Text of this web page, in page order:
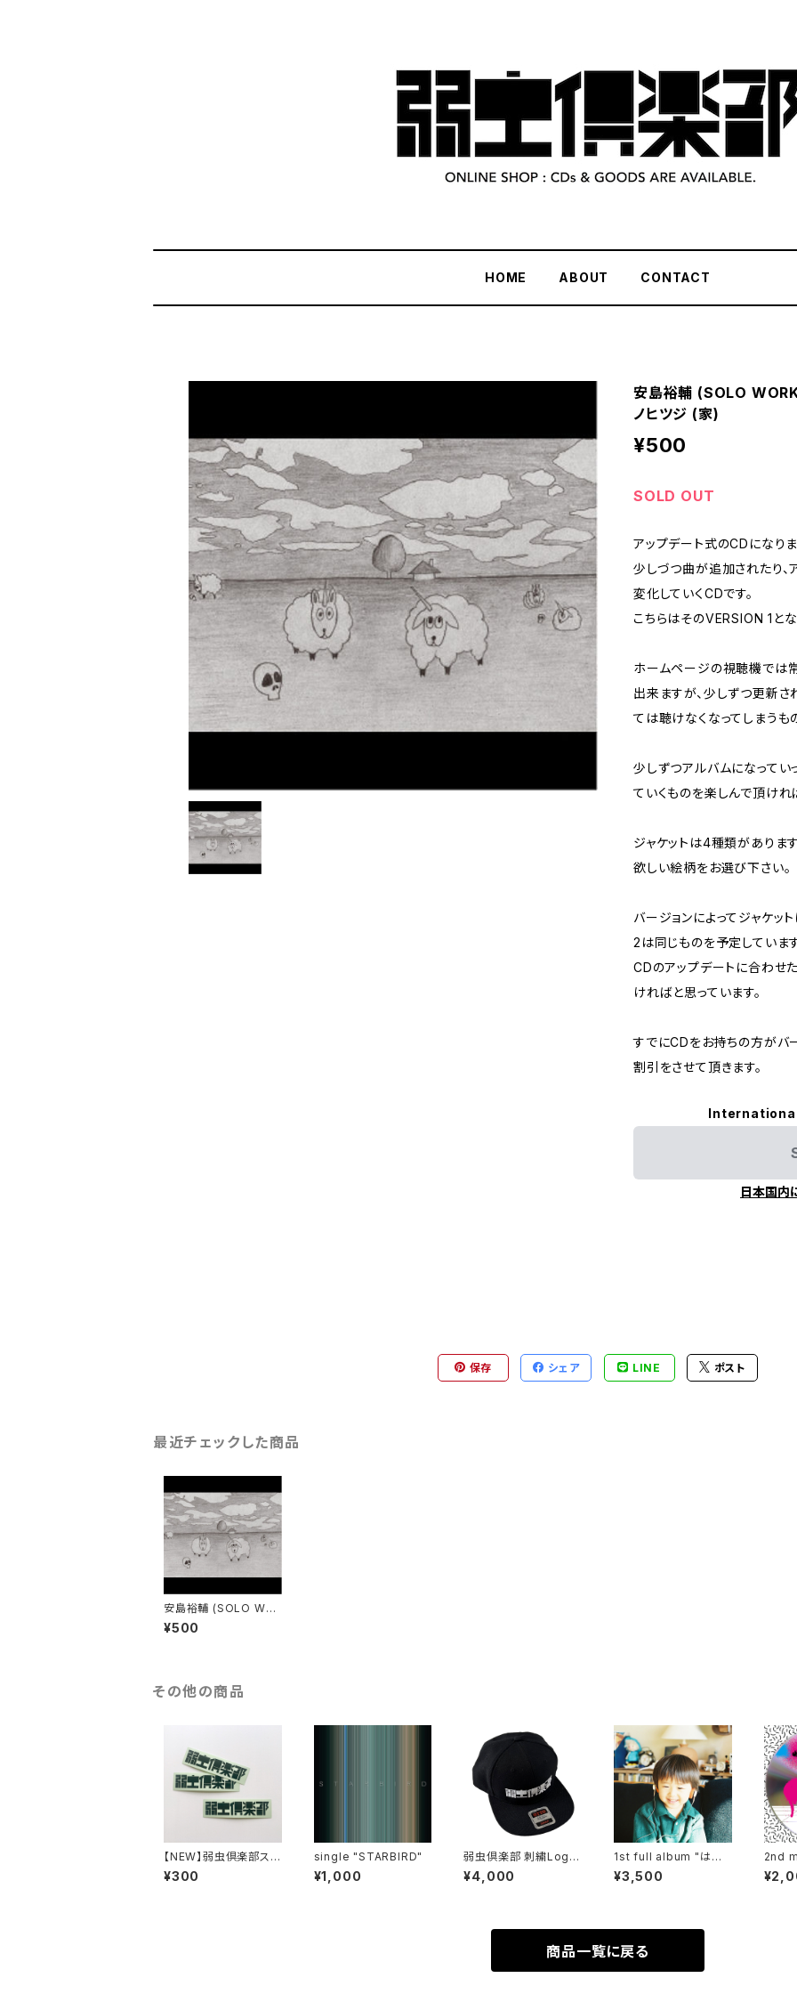
HOME ABOUT CONTACT
安島裕輔 (SOLO
ノヒツジ (家)
¥500
SOLD OUT
アップデート式のCDになりま
少しづつ曲が追加されたり、
変化していくCDです。
こちらはそのVERSION 1とな
ホームページの視聴機では
出来ますが、少しずつ更新
ては聴けなくなってしまうも
少しずつアルバムになってい
ていくものを楽しんで頂けれ
ジャケットは4種類がありま
欲しい絵柄をお選び下さい。
バージョンによってジャケッ
2は同じものを予定していま
CDのアップデートに合わせ
ければと思っています。
すでにCDをお持ちの方がバ
割引をさせて頂きます。
日本国内
保存 シェア LINE ポスト
最近チェックした商品
安島裕輔 (SOLO WO
RKS) DEMO CD-VER
SION 1: ツノヒツジ
¥500
その他の商品
【NEW】弱虫倶楽部ステ
ッカー
¥300
single "STARBIRD"
¥1,000
弱虫倶楽部 刺繍Logo
CAP
¥4,000
1st full album "はい
ぼくのれきし"
¥3,500
2nd
LICD"
商品一覧に戻る